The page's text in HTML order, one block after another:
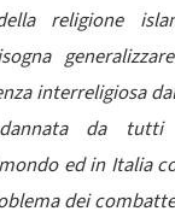
religione
interreligiosa
da tutti
ed in Italia
dei